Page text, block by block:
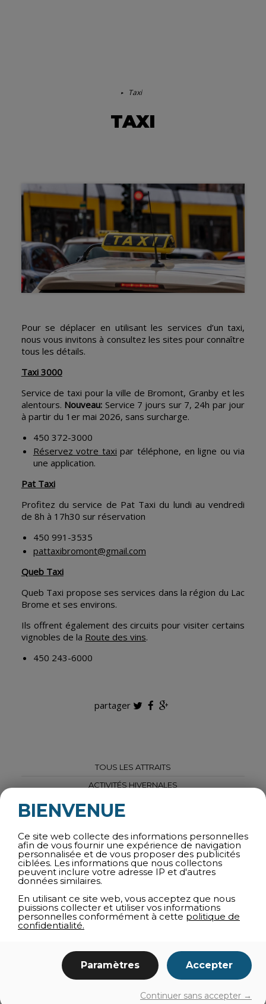
TOUS LES ATTRAITS
ACTIVITÉS HIVERNALES
ATTRAITS TOURISTIQUES
BALADES ET CIRCUITS
SPAS ET BIEN-ÊTRE
AGROTOURISME
BOUTIQUES
À PROXIMITÉ
ITINÉRAIRES
SE DÉPLACER
Taxi
TAXI
Pour se déplacer en utilisant les services d’un taxi,
nous vous invitons à consultez les sites pour connaître
tous les détails.
Taxi 3000
Service de taxi pour la ville de Bromont, Granby et les
alentours. Nouveau: Service 7 jours sur 7, 24h par jour
à partir du 1er mai 2026, sans surcharge.
450 372-3000
Réservez votre taxi par téléphone, en ligne ou via
une application.
Pat Taxi
Profitez du service de Pat Taxi du lundi au vendredi
de 8h à 17h30 sur réservation
450 991-3535
pattaxibromont@gmail.com
Queb Taxi
Queb Taxi propose ses services dans la région du Lac
Brome et ses environs.
Ils offrent également des circuits pour visiter certains
vignobles de la Route des vins.
450 243-6000
partager
BIENVENUE
Ce site web collecte des informations personnelles
afin de vous fournir une expérience de navigation
personnalisée et de vous proposer des publicités
ciblées. Les informations que nous collectons
peuvent inclure votre adresse IP et d'autres
données similaires.
En utilisant ce site web, vous acceptez que nous
puissions collecter et utiliser vos informations
personnelles conformément à cette politique de
confidentialité.
Paramètres Accepter
Continuer sans accepter →